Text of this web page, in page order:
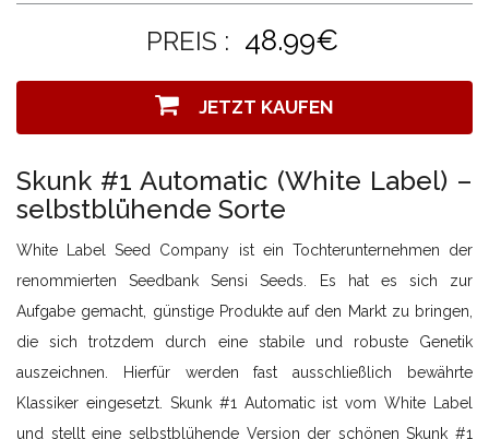
PREIS : 48.99€
JETZT KAUFEN
Skunk #1 Automatic (White Label) –
selbstblühende Sorte
White Label Seed Company ist ein Tochterunternehmen der
renommierten Seedbank Sensi Seeds. Es hat es sich zur
Aufgabe gemacht, günstige Produkte auf den Markt zu bringen,
die sich trotzdem durch eine stabile und robuste Genetik
auszeichnen. Hierfür werden fast ausschließlich bewährte
Klassiker eingesetzt. Skunk #1 Automatic ist vom White Label
und stellt eine selbstblühende Version der schönen Skunk #1